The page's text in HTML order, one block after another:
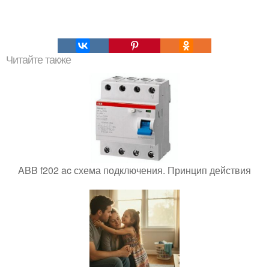
Читайте также
ABB f202 ac схема подключения. Принцип действия